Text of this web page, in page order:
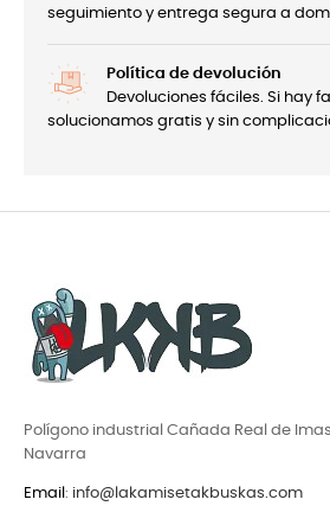
seguimiento y entrega segura a
Política de devolución
Devoluciones fáciles. Si hay
solucionamos gratis y sin
Polígono industrial Cañada Real de Imas,
Navarra
Email : info@lakamisetakbuskas.com